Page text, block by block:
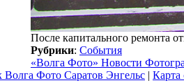
После капитального ремонта
Рубрики: События
«Волга Фото» Новости
Фото Саратов Энгельс | Карта